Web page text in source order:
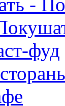
-
фуд